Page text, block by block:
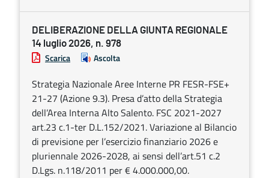
DELIBERAZIONE DELLA GIUNTA REGIONALE
14 luglio 2026, n. 978
Scarica Ascolta
Strategia Nazionale Aree Interne PR FESR-FSE+
21-27 (Azione 9.3). Presa d’atto della Strategia
dell’Area Interna Alto Salento. FSC 2021-2027
art.23 c.1-ter D.L.152/2021. Variazione al Bilancio
di previsione per l’esercizio finanziario 2026 e
pluriennale 2026-2028, ai sensi dell’art.51 c.2
D.Lgs. n.118/2011 per € 4.000.000,00.